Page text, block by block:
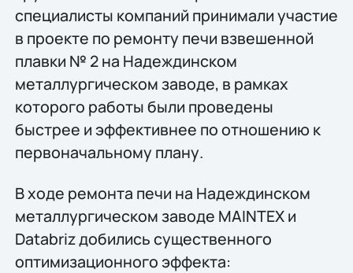
специалисты компаний принимали участие
в проекте по ремонту печи взвешенной
плавки № 2 на Надеждинском
металлургическом заводе, в рамках
которого работы были проведены
быстрее и эффективнее по отношению к
первоначальному плану.
В ходе ремонта печи на Надеждинском
металлургическом заводе MAINTEX и
Databriz добились существенного
оптимизационного эффекта: